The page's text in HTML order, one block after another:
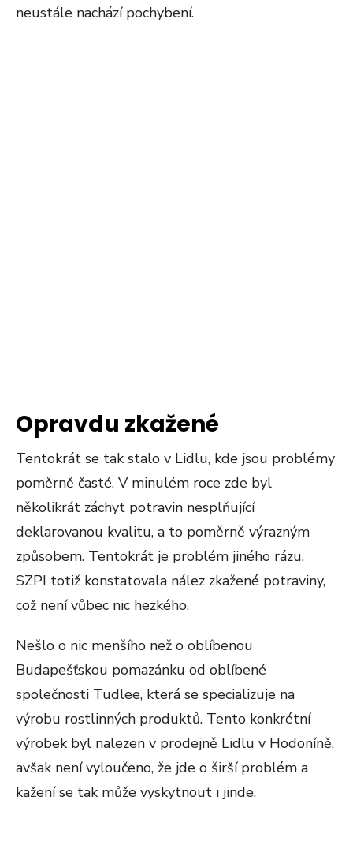
neustále nachází pochybení.
Opravdu zkažené
Tentokrát se tak stalo v Lidlu, kde jsou problémy
poměrně časté. V minulém roce zde byl
několikrát záchyt potravin nesplňující
deklarovanou kvalitu, a to poměrně výrazným
způsobem. Tentokrát je problém jiného rázu.
SZPI totiž konstatovala nález zkažené potraviny,
což není vůbec nic hezkého.
Nešlo o nic menšího než o oblíbenou
Budapešťskou pomazánku od oblíbené
společnosti Tudlee, která se specializuje na
výrobu rostlinných produktů. Tento konkrétní
výrobek byl nalezen v prodejně Lidlu v Hodoníně,
avšak není vyloučeno, že jde o širší problém a
kažení se tak může vyskytnout i jinde.